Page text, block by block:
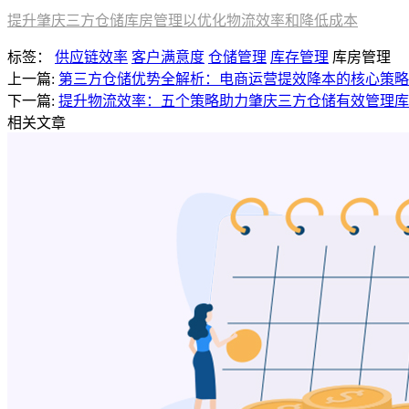
提升肇庆三方仓储库房管理以优化物流效率和降低成本
标签： 供应链效率 客户满意度 仓储管理 库存管理 库房管理
上一篇: 第三方仓储优势全解析：电商运营提效降本的核心策略
下一篇: 提升物流效率：五个策略助力肇庆三方仓储有效管理
相关文章